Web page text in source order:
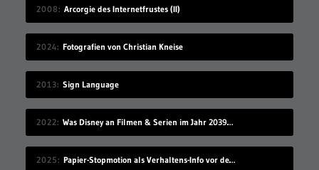
2008 Arcorgie des Internetfrustes (II)
2024 Fotografien von Christian Kneise
2013 Sign Language
2022 Was Disney an Filmen & Serien im Jahr 2039 vorstellen wird…
2025 Papier-Stopmotion als Verhaltens-Info vor dem Kinofilm